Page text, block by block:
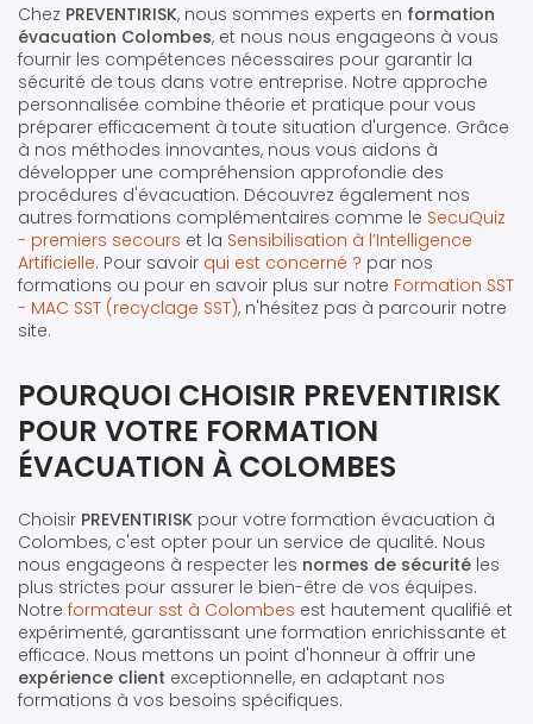
Chez PREVENTIRISK, nous sommes experts en formation
évacuation Colombes, et nous nous engageons à vous
fournir les compétences nécessaires pour garantir la
sécurité de tous dans votre entreprise. Notre approche
personnalisée combine théorie et pratique pour vous
préparer efficacement à toute situation d'urgence. Grâce
à nos méthodes innovantes, nous vous aidons à
développer une compréhension approfondie des
procédures d'évacuation. Découvrez également nos
autres formations complémentaires comme le SecuQuiz
- premiers secours et la Sensibilisation à l’Intelligence
Artificielle. Pour savoir qui est concerné ? par nos
formations ou pour en savoir plus sur notre Formation SST
- MAC SST (recyclage SST), n'hésitez pas à parcourir notre
site.
POURQUOI CHOISIR PREVENTIRISK
POUR VOTRE FORMATION
ÉVACUATION À COLOMBES
Choisir PREVENTIRISK pour votre formation évacuation à
Colombes, c'est opter pour un service de qualité. Nous
nous engageons à respecter les normes de sécurité les
plus strictes pour assurer le bien-être de vos équipes.
Notre formateur sst à Colombes est hautement qualifié et
expérimenté, garantissant une formation enrichissante et
efficace. Nous mettons un point d'honneur à offrir une
expérience client exceptionnelle, en adaptant nos
formations à vos besoins spécifiques.